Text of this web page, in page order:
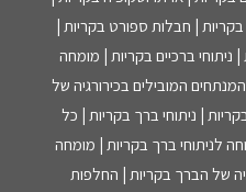
| חבלות ספורט בקריות |
ברכיים בקריות | מומחה
המובילים בכירורגיה של
| ניתוחי ברך בקריות | כל
לניתוחי ברך בקריות | מומחה
של הברך בקריות | החלפות